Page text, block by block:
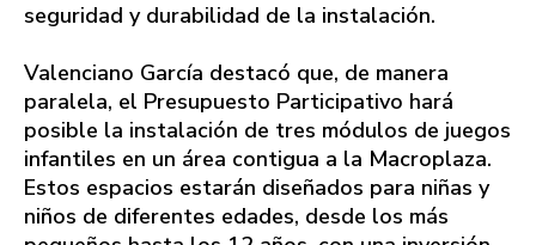
seguridad y durabilidad de la instalación.
Valenciano García destacó que, de manera
paralela, el Presupuesto Participativo hará
posible la instalación de tres módulos de juegos
infantiles en un área contigua a la Macroplaza.
Estos espacios estarán diseñados para niñas y
niños de diferentes edades, desde los más